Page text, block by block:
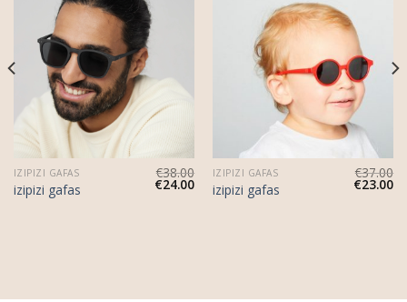
IZIPIZI GAFAS
izipizi gafas
€38.00
€24.00
IZIPIZI GAFAS
izipizi gafas
€37.00
€23.00